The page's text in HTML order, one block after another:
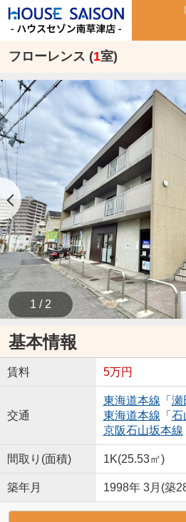
フローレンス (1室)
1 / 2
基本情報
賃料 5万円
交通
東海道本線 「 瀬
東海道本線 「 石
京阪石山坂本線
間取り(面積) 1K(25.53㎡)
築年月 1998年 3月(築